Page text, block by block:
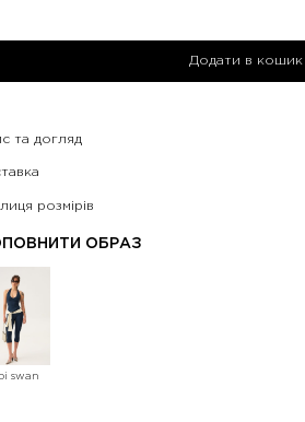
Додати в кошик
та догляд
розмірів
ОБРАЗ
swan